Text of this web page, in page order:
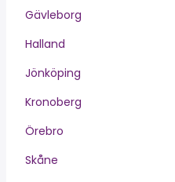
Gävleborg
Halland
Jönköping
Kronoberg
Örebro
Skåne